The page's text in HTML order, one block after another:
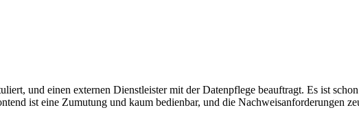
und einen externen Dienstleister mit der Datenpflege beauftragt. Es ist
ist eine Zumutung und kaum bedienbar, und die Nachweisanforderungen